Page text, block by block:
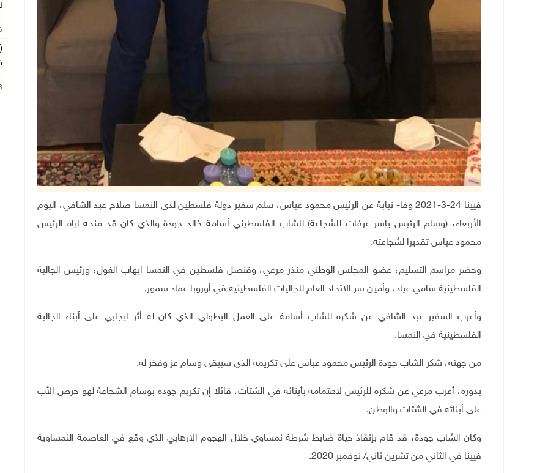
فيينا 24-3-2021 وفا- نيابة عن الرئيس محمود عباس، سلم سفير دولة فلسطين لدى النمسا صلاح عبد الشافي، اليوم
الأربعاء، (وسام الرئيس ياسر عرفات للشجاعة) للشاب الفلسطيني أسامة خالد جودة والذي كان قد منحه اياه الرئيس
محمود عباس تقديرا لشجاعته.
وحضر مراسم التسليم، عضو المجلس الوطني منذر مرعي، وقنصل فلسطين في النمسا ايهاب الغول، ورئيس الجالية
الفلسطينية سامي عياد، وأمين سر الاتحاد العام للجاليات الفلسطينيه في أوروبا عماد سمور.
وأعرب السفير عبد الشافي عن شكره للشاب أسامة على العمل البطولي الذي كان له أثر ايجابي على أبناء الجالية
الفلسطينية في النمسا.
من جهته، شكر الشاب جودة الرئيس محمود عباس على تكريمه الذي سيبقى وسام عز وفخر له.
بدوره، أعرب مرعي عن شكره للرئيس لاهتمامه بأبنائه في الشتات، قائلا إن تكريم جوده بوسام الشجاعة لهو حرص الأب
على أبنائه في الشتات والوطن.
وكان الشاب جودة، قد قام بإنقاذ حياة ضابط شرطة نمساوي خلال الهجوم الارهابي الذي وقع في العاصمة النمساوية
فيينا في الثاني من تشرين ثاني/ نوفمبر 2020
.